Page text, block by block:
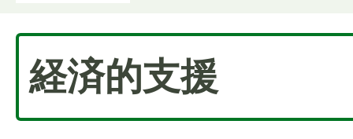
経済的支援